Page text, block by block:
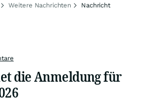
Weitere Nachrichten Nachricht
die Anmeldung für